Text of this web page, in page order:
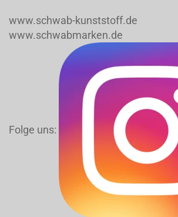
www.schwab-kunststoff.de
www.schwabmarken.de
Folge uns: